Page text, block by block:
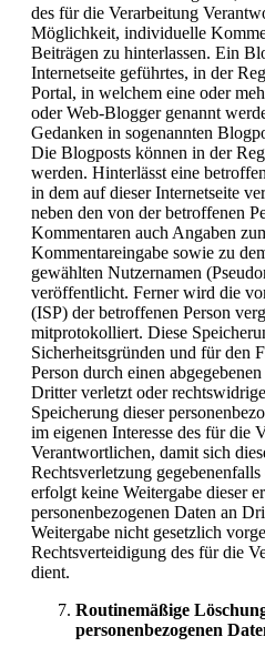
des für die Verarbeitung
Möglichkeit, individuelle
Beiträgen zu hinterlassen. Ein
Internetseite geführtes, in der
Portal, in welchem eine oder
oder Web-Blogger genannt
Gedanken in sogenannten
Die Blogposts können in der
werden. Hinterlässt eine
in dem auf dieser Internetseite
neben den von der betroffenen
Kommentaren auch Angaben
Kommentareingabe sowie zu
gewählten Nutzernamen
veröffentlicht. Ferner wird die
(ISP) der betroffenen Person
mitprotokolliert. Diese
Sicherheitsgründen und für den
Person durch einen
Dritter verletzt oder
Speicherung dieser
im eigenen Interesse des für die
Verantwortlichen, damit sich
Rechtsverletzung
erfolgt keine Weitergabe dieser
personenbezogenen Daten an
Weitergabe nicht gesetzlich
Rechtsverteidigung des für die
dient.
Routinemäßige
personenbezogenen